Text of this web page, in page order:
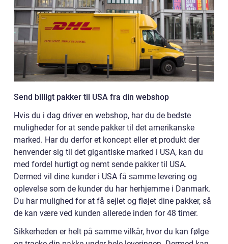
Send billigt pakker til USA fra din webshop
Hvis du i dag driver en webshop, har du de bedste
muligheder for at sende pakker til det amerikanske
marked. Har du derfor et koncept eller et produkt der
henvender sig til det gigantiske marked i USA, kan du
med fordel hurtigt og nemt sende pakker til USA.
Dermed vil dine kunder i USA få samme levering og
oplevelse som de kunder du har herhjemme i Danmark.
Du har mulighed for at få sejlet og fløjet dine pakker, så
de kan være ved kunden allerede inden for 48 timer.
Sikkerheden er helt på samme vilkår, hvor du kan følge